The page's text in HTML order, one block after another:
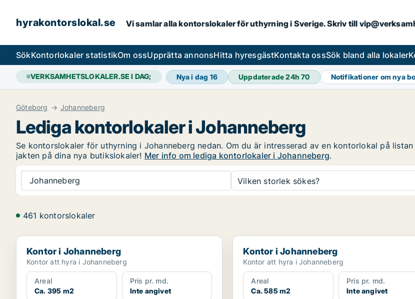
hyrakontorslokal.se Vi samlar alla kontorslokaler för uthyrning i Sverige. Skriv till
SökKontorlokaler statistikOm ossUpprätta annonsHitta hyresgästKontakta ossSök bland alla lokaler
VERKSAMHETSLOKALER.SE I DAG; Nya i dag 16 Uppdaterade 24h70 Notifikationer om nya
Göteborg Johanneberg
Lediga kontorlokaler i Johanneberg
Se kontorslokaler för uthyrning i Johanneberg nedan. Om du är intresserad av en kontorlokal på
jakten på dina nya butikslokaler! Mer info om lediga kontorlokaler i Johanneberg.
Johanneberg Vilken storlek sökes?
461 kontorslokaler
Kontor i Johanneberg
Kontor i Johanneberg
Kontor att hyra i Johanneberg
Areal
Ca. 395 m2
Pris pr. md.
Inte angivet
Kontor i Johanneberg
Kontor i Johanneberg
Kontor att hyra i Johanneberg
Areal
Ca. 585 m2
Pris pr. md.
Inte angivet